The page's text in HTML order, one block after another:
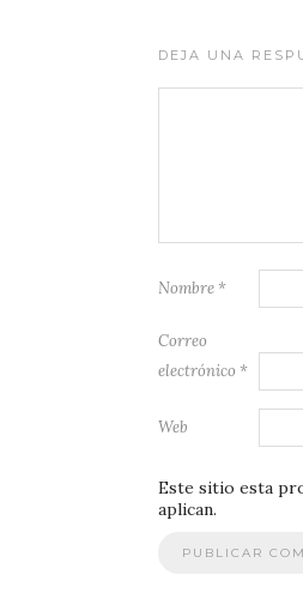
DEJA UNA
Nombre *
Correo
electrónico *
Web
Este sitio esta
aplican.